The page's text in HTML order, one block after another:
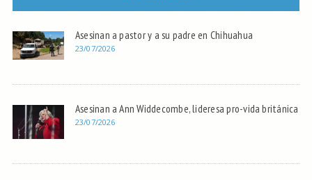
Asesinan a pastor y a su padre en Chihuahua
23/07/2026
Asesinan a Ann Widdecombe, lideresa pro-vida británica
23/07/2026